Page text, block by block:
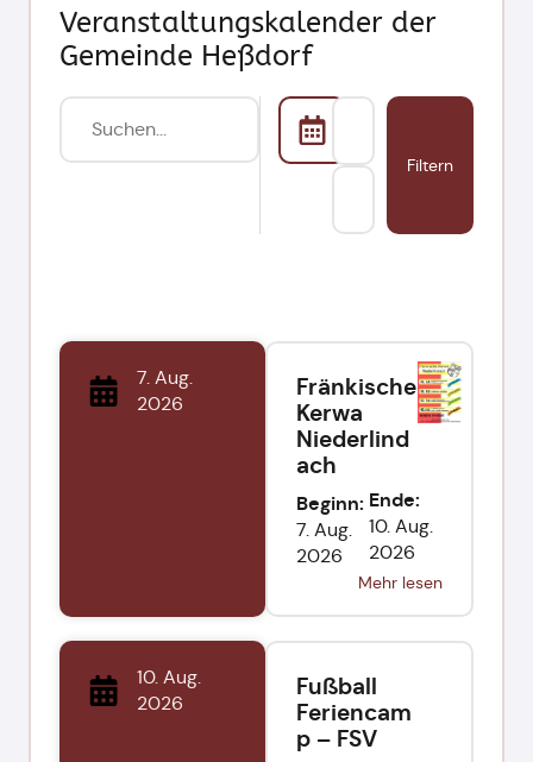
Veranstaltungskalender der
Gemeinde Heßdorf
Filtern
7. Aug.
2026
Fränkische
Kerwa
Niederlind
ach
Beginn:
7. Aug.
2026
Ende:
10. Aug.
2026
Mehr lesen
10. Aug.
2026
Fußball
Feriencam
p – FSV